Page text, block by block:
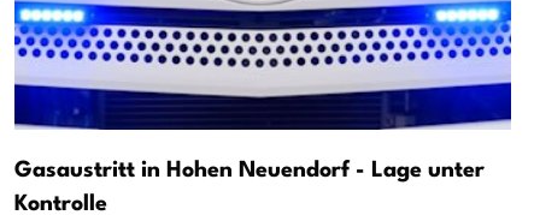
Gasaustritt in Hohen Neuendorf - Lage unter
Kontrolle